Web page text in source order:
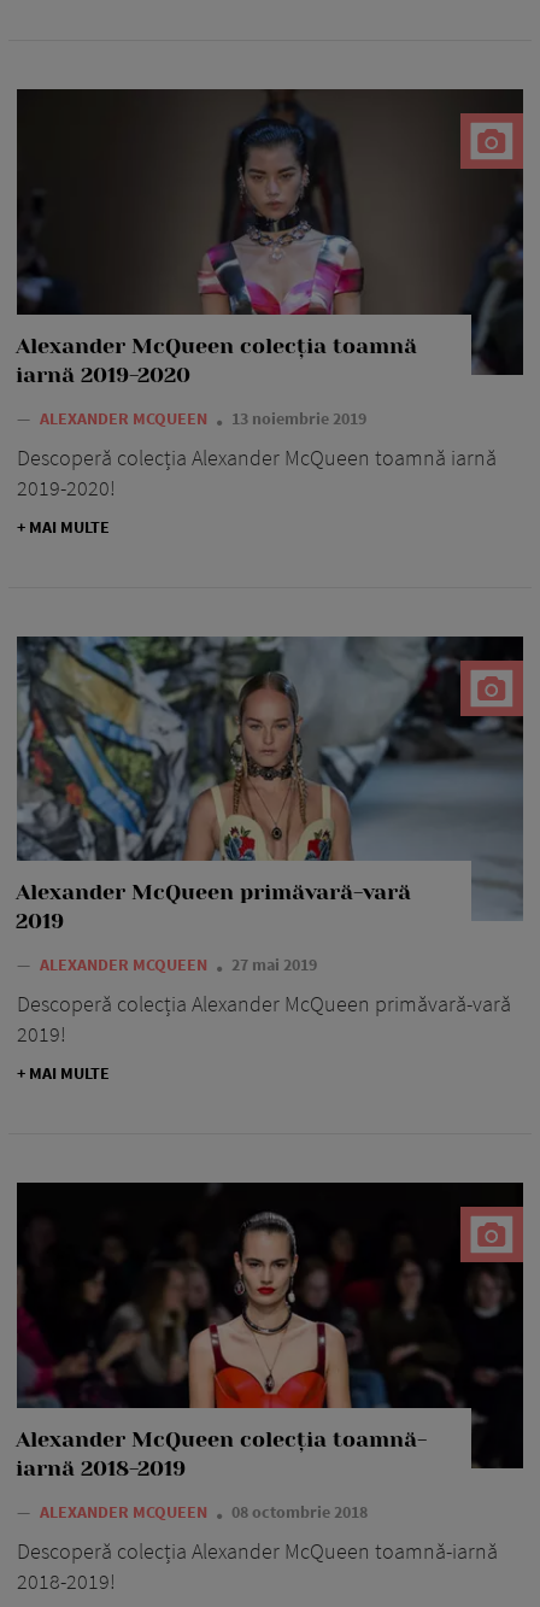
Alexander McQueen colecția toamnă
iarnă 2019-2020
— ALEXANDER MCQUEEN 13 noiembrie 2019
Descoperă colecția Alexander McQueen toamnă iarnă
2019-2020!
+ MAI MULTE
Alexander McQueen primăvară-vară
2019
— ALEXANDER MCQUEEN 27 mai 2019
Descoperă colecția Alexander McQueen primăvară-vară
2019!
+ MAI MULTE
Alexander McQueen colecția toamnă-
iarnă 2018-2019
— ALEXANDER MCQUEEN 08 octombrie 2018
Descoperă colecția Alexander McQueen toamnă-iarnă
2018-2019!